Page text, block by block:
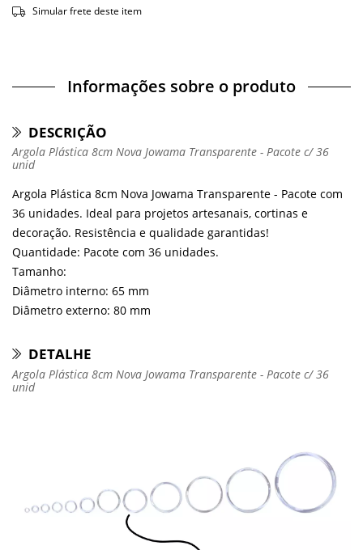
Simular frete deste item
Informações sobre o produto
DESCRIÇÃO
Argola Plástica 8cm Nova Jowama Transparente - Pacote c/ 36
unid
Argola Plástica 8cm Nova Jowama Transparente - Pacote com
36 unidades. Ideal para projetos artesanais, cortinas e
decoração. Resistência e qualidade garantidas!
Quantidade: Pacote com 36 unidades.
Tamanho:
Diâmetro interno: 65 mm
Diâmetro externo: 80 mm
DETALHE
Argola Plástica 8cm Nova Jowama Transparente - Pacote c/ 36
unid